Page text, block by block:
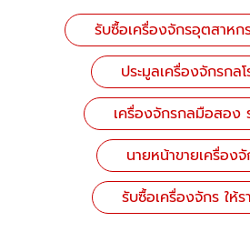
รับซื้อเครื่องจักรอุตสาห
ประมูลเครื่องจักรกล
เครื่องจักรกลมือสอง
นายหน้าขายเครื่อง
รับซื้อเครื่องจักร ให้ร